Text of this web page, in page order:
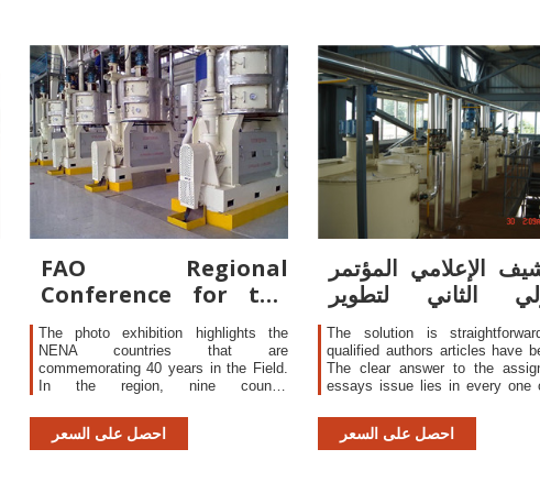
FAO Regional
Conference for the
Near East FAO Food
The photo exhibition highlights the
NENA countries that are
commemorating 40 years in the Field.
In the region, nine country
40th anniversary between 2017 and
2019: Egypt, Iran (the Islamic Republic
احصل على السعر
الإعلامي المؤتمر
الثاني لتطوير
الدراسات
The solution is
qualified authors articles have
The clear answer to the
essays issue lies in every one
all those studying company
desperate to be
احصل على السعر